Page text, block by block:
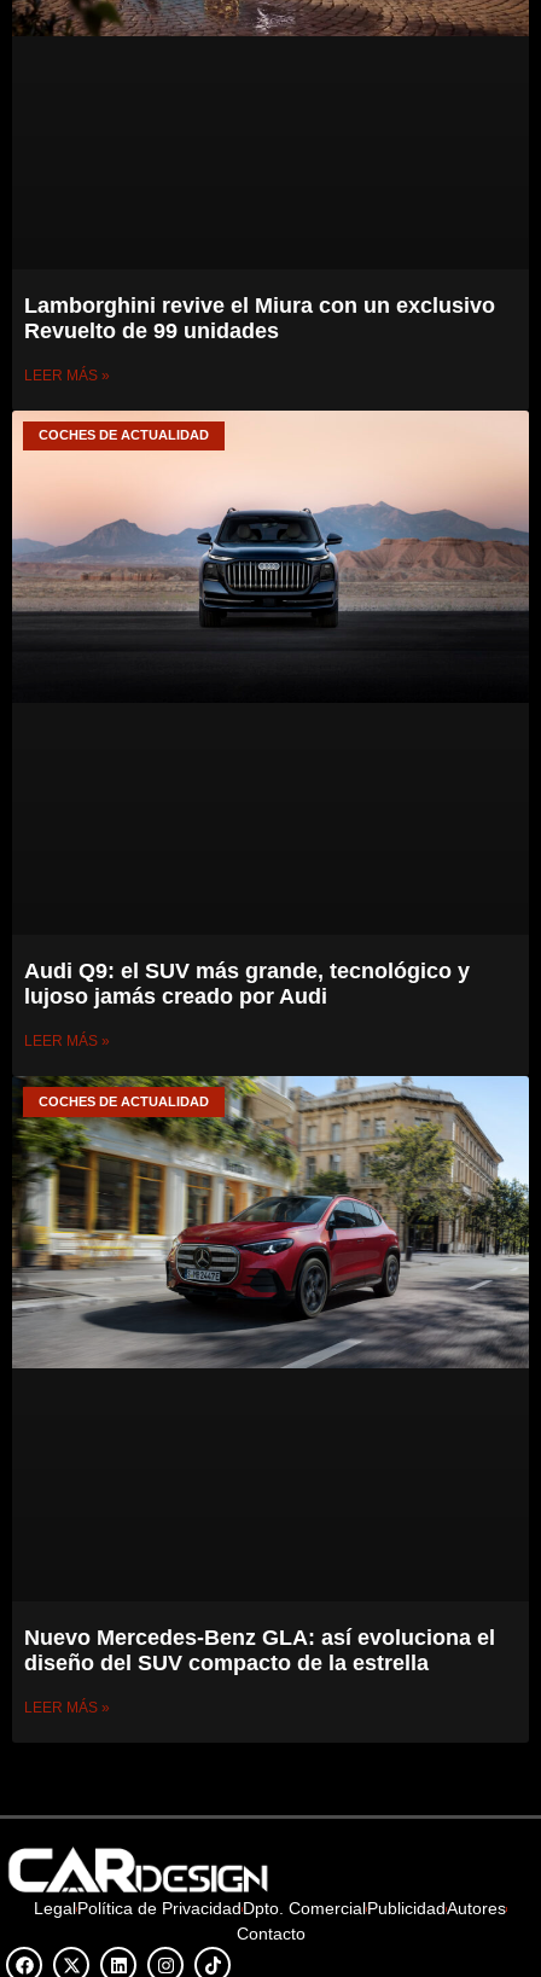
Lamborghini revive el Miura con un exclusivo
Revuelto de 99 unidades
LEER MÁS »
COCHES DE ACTUALIDAD
Audi Q9: el SUV más grande, tecnológico y
lujoso jamás creado por Audi
LEER MÁS »
COCHES DE ACTUALIDAD
Nuevo Mercedes-Benz GLA: así evoluciona el
diseño del SUV compacto de la estrella
LEER MÁS »
LegalPolítica de PrivacidadDpto. ComercialPublicidadAutores
Contacto